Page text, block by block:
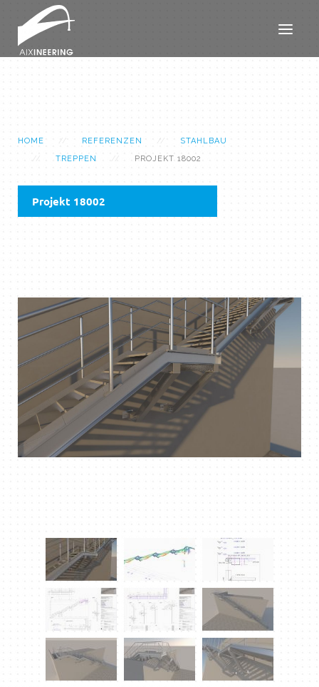
HOME REFERENZEN
STAHLBAU
TREPPEN
PROJEKT 18002
Projekt 18002